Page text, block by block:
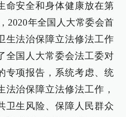
命安全和身体健康放在第
2020年全国人大常委会首
生法治保障立法修法工作
全国人大常委会法工委对
专项报告，系统考虑、统
法治保障立法修法工作，
卫生风险、保障人民群众